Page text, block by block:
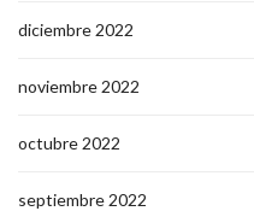
diciembre 2022
noviembre 2022
octubre 2022
septiembre 2022